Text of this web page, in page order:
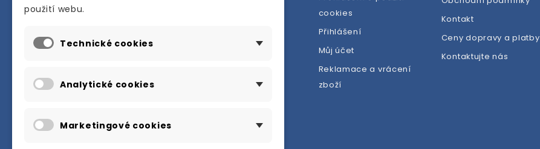
anglického jazyka.
Karly Machové 48 Beroun 266 01
info@englishbooks.cz
cookies
Přihlášení
Můj účet
Reklamace a vrácení
zboží
Kontakt
Ceny dopravy a platby
Kontaktujte nás
použití webu.
Technické cookies
Analytické cookies
Marketingové cookies